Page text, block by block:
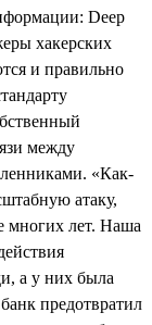
Deep
хакерских
и правильно
между
«Как-
атаку,
многих лет. Наша
а у них была
предотвратил